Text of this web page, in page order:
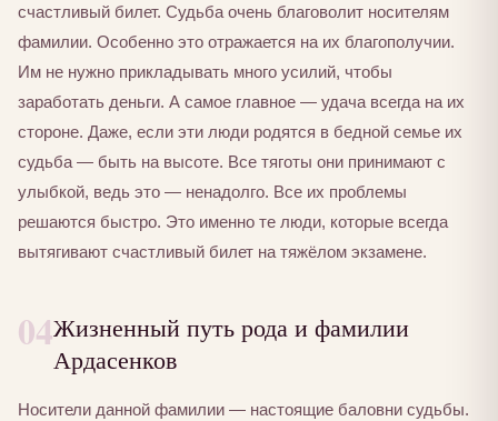
счастливый билет. Судьба очень благоволит носителям
фамилии. Особенно это отражается на их благополучии.
Им не нужно прикладывать много усилий, чтобы
заработать деньги. А самое главное — удача всегда на их
стороне. Даже, если эти люди родятся в бедной семье их
судьба — быть на высоте. Все тяготы они принимают с
улыбкой, ведь это — ненадолго. Все их проблемы
решаются быстро. Это именно те люди, которые всегда
вытягивают счастливый билет на тяжёлом экзамене.
04Жизненный путь рода и фамилии
Ардасенков
Носители данной фамилии — настоящие баловни судьбы.